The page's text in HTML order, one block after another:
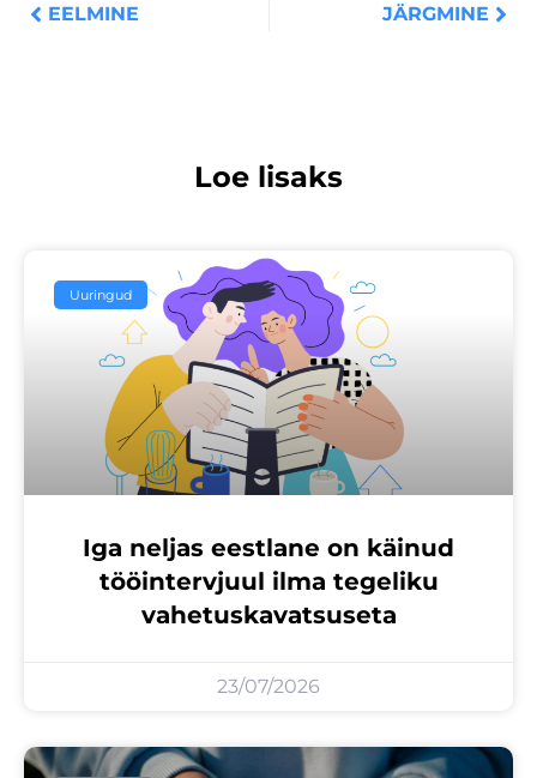
EELMINE JÄRGMINE
Loe lisaks
Uuringud
Iga neljas eestlane on käinud
tööintervjuul ilma tegeliku
vahetuskavatsuseta
23/07/2026